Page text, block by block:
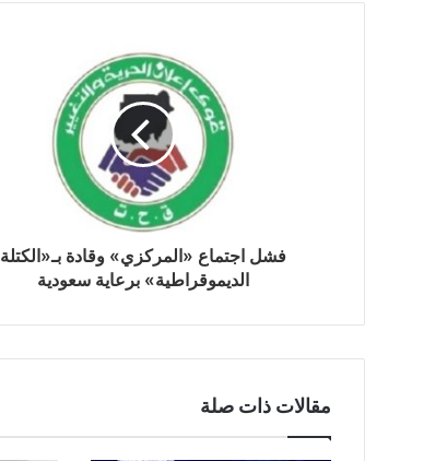
فشل اجتماع «المركزي» وقادة بـ«الكتلة
الديموقراطية» برعاية سعودية
مقالات ذات صلة